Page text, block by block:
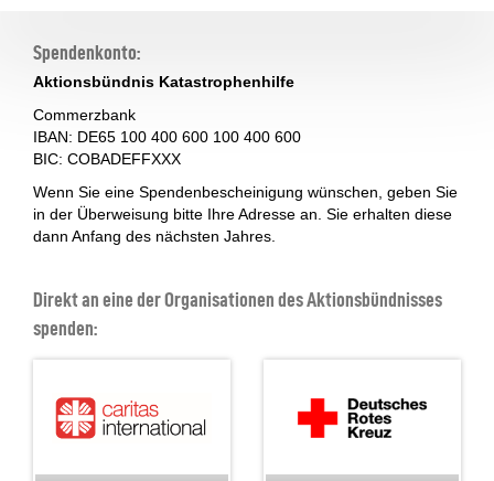
Spendenkonto:
Aktionsbündnis Katastrophenhilfe
Commerzbank
IBAN: DE65 100 400 600 100 400 600
BIC: COBADEFFXXX
Wenn Sie eine Spendenbescheinigung wünschen, geben Sie
in der Überweisung bitte Ihre Adresse an. Sie erhalten diese
dann Anfang des nächsten Jahres.
Direkt an eine der Organisationen des Aktionsbündnisses
spenden: